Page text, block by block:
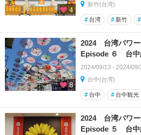
4
新竹(台湾)
# 台湾 #新竹 #
8
2024 台湾パワ
Episode ６ 台中
2024/09/13 - 2024/09/
台中(台湾)
# 台中 # 台中観光
2024 台湾パワ
Episode ５ 台中